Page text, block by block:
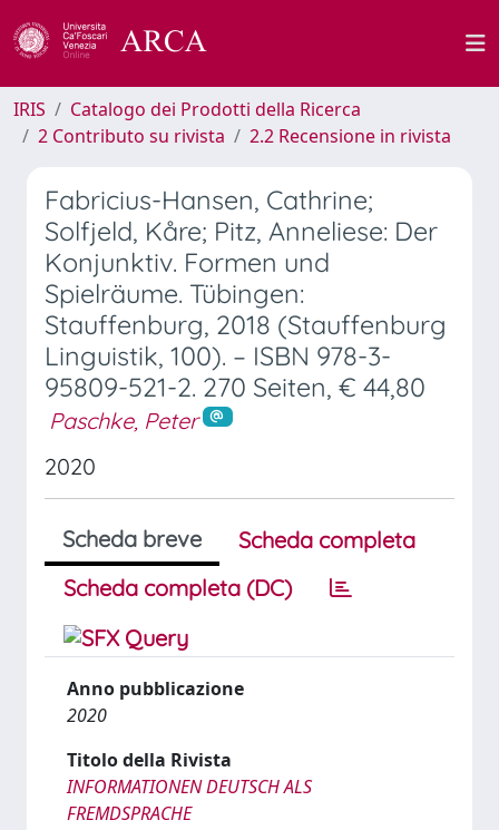
IRIS
Catalogo dei Prodotti della Ricerca
2 Contributo su rivista
2.2 Recensione in rivista
Fabricius-Hansen, Cathrine;
Solfjeld, Kåre; Pitz, Anneliese: Der
Konjunktiv. Formen und
Spielräume. Tübingen:
Stauffenburg, 2018 (Stauffenburg
Linguistik, 100). – ISBN 978-3-
95809-521-2. 270 Seiten, € 44,80
Paschke, Peter
2020
Scheda breve
Scheda completa
Scheda completa (DC)
Anno pubblicazione
2020
Titolo della Rivista
INFORMATIONEN DEUTSCH ALS
FREMDSPRACHE